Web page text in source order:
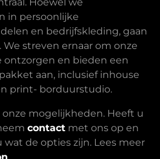
in persoonlijke
en bedrijfskleding, gaan
streven ernaar om onze
ontzorgen en bieden een
aan, inclusief inhouse
print- borduurstudio.
mogelijkheden. Heeft u
contact met ons op en
de opties zijn. Lees meer